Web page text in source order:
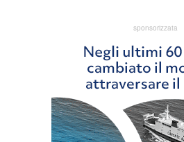
sponsorizzata